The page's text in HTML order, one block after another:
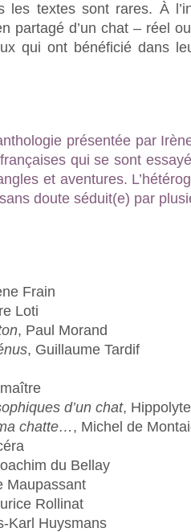
les textes sont rares. À
partagé d’un chat – réel
qui ont bénéficié dans
présentée par
qui se sont
et aventures.
doute séduit(e) par
Frain
Loti
, Paul Morand
, Guillaume Tardif
d’un chat,
chatte… , Michel de
du Bellay
Maupassant
Rollinat
Karl Huysmans